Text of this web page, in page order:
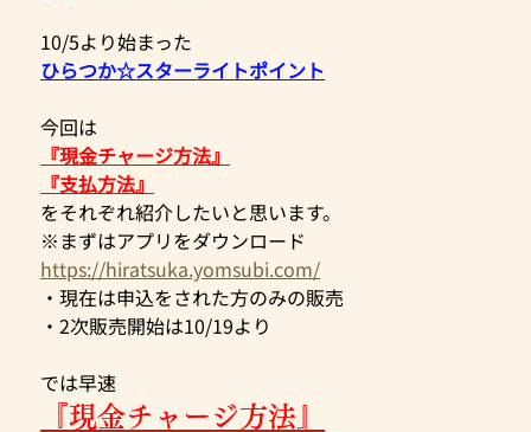
10/5より始まった
ひらつか☆スターライトポイント
今回は
『現金チャージ方法』
『支払方法』
をそれぞれ紹介したいと思います。
※まずはアプリをダウンロード
https://hiratsuka.yomsubi.com/
・現在は申込をされた方のみの販売
・2次販売開始は10/19より
では早速
『現金チャージ方法』